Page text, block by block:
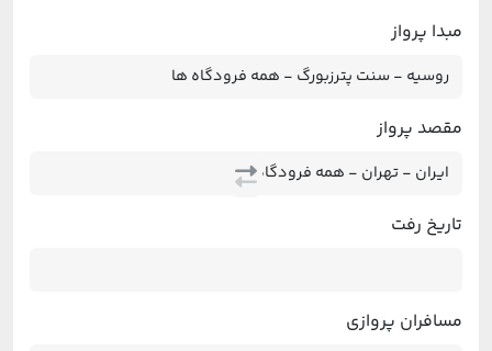
مبدا پرواز
مقصد پرواز
تاریخ رفت
مسافران پروازی